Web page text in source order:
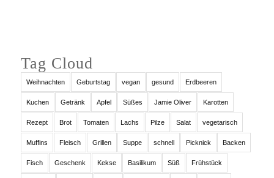
Tag Cloud
Weihnachten Geburtstag vegan gesund Erdbeeren
Kuchen Getränk Apfel Süßes Jamie Oliver Karotten
Rezept Brot Tomaten Lachs Pilze Salat vegetarisch
Muffins Fleisch Grillen Suppe schnell Picknick Backen
Fisch Geschenk Kekse Basilikum Süß Frühstück